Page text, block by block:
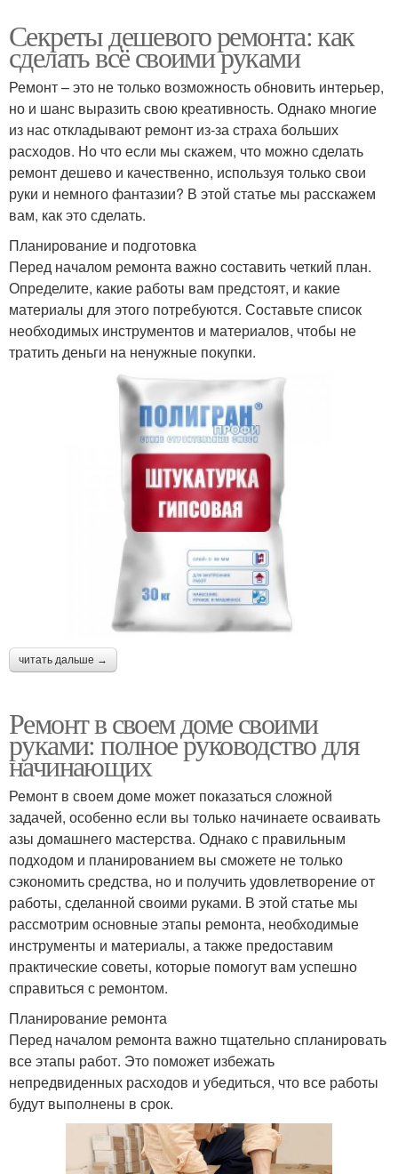
Секреты дешевого ремонта: как
сделать всё своими руками
Ремонт – это не только возможность обновить интерьер,
но и шанс выразить свою креативность. Однако многие
из нас откладывают ремонт из-за страха больших
расходов. Но что если мы скажем, что можно сделать
ремонт дешево и качественно, используя только свои
руки и немного фантазии? В этой статье мы расскажем
вам, как это сделать.
Планирование и подготовка
Перед началом ремонта важно составить четкий план.
Определите, какие работы вам предстоят, и какие
материалы для этого потребуются. Составьте список
необходимых инструментов и материалов, чтобы не
тратить деньги на ненужные покупки.
читать дальше →
Ремонт в своем доме своими
руками: полное руководство для
начинающих
Ремонт в своем доме может показаться сложной
задачей, особенно если вы только начинаете осваивать
азы домашнего мастерства. Однако с правильным
подходом и планированием вы сможете не только
сэкономить средства, но и получить удовлетворение от
работы, сделанной своими руками. В этой статье мы
рассмотрим основные этапы ремонта, необходимые
инструменты и материалы, а также предоставим
практические советы, которые помогут вам успешно
справиться с ремонтом.
Планирование ремонта
Перед началом ремонта важно тщательно спланировать
все этапы работ. Это поможет избежать
непредвиденных расходов и убедиться, что все работы
будут выполнены в срок.